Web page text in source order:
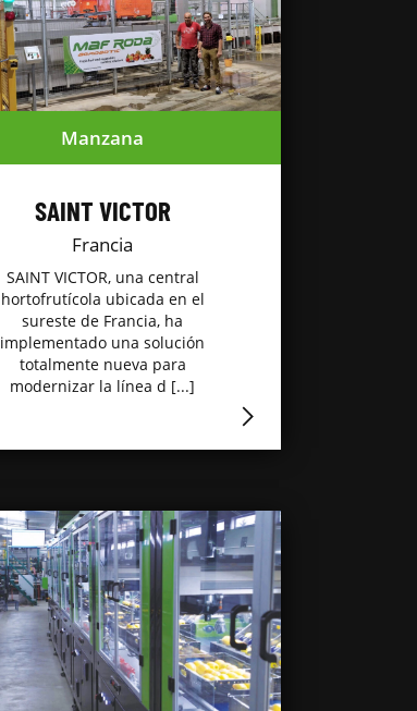
Manzana
SAINT VICTOR
Francia
SAINT VICTOR, una central
hortofrutícola ubicada en el
sureste de Francia, ha
implementado una solución
totalmente nueva para
modernizar la línea d [...]